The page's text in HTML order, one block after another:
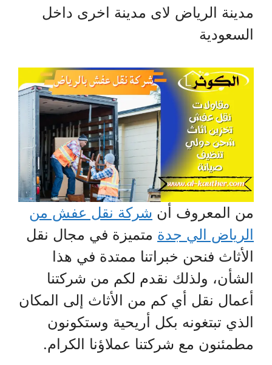
مدينة الرياض لاى مدينة اخرى داخل
السعودية
من المعروف أن شركة نقل عفش من
الرياض الي جدة متميزة في مجال نقل
الأثاث فنحن خبراتنا ممتدة في هذا
الشأن، ولذلك نقدم لكم من شركتنا
أعمال نقل أي كم من الأثاث إلى المكان
الذي تبتغونه بكل أريحية وستكونون
مطمئنون مع شركتنا عملاؤنا الكرام.